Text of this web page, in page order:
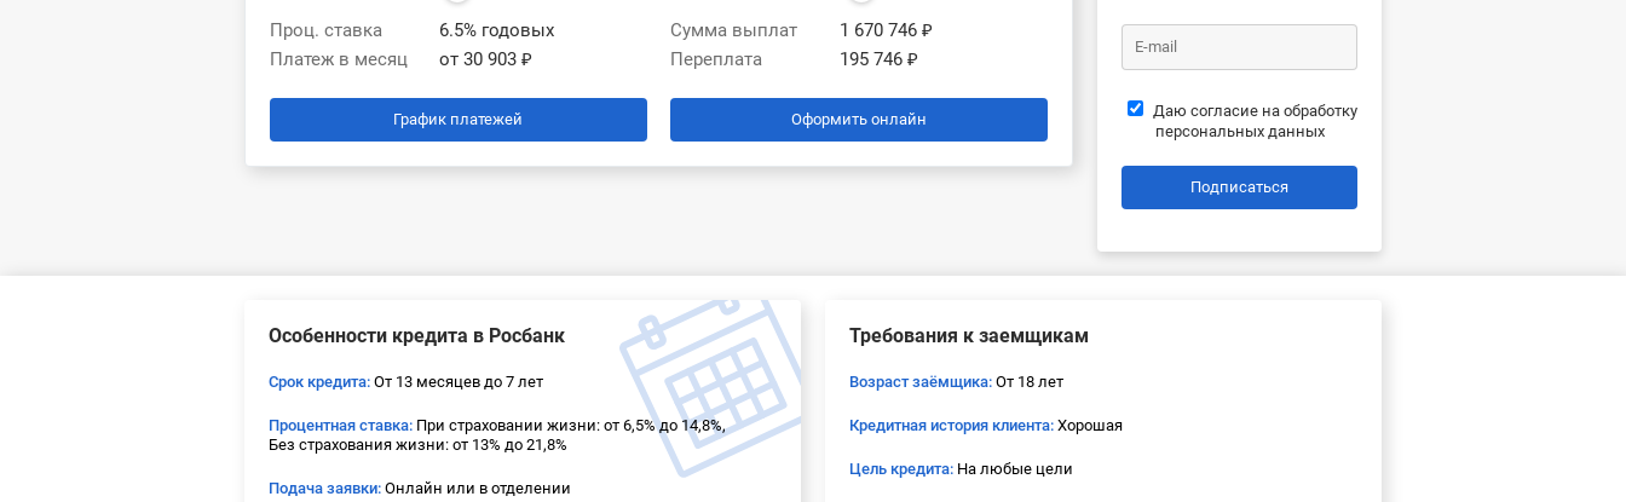
Проц. ставка
6.5% годовых
Платеж в месяц
от 30 903 ₽
Сумма выплат
1 670 746 ₽
Переплата
195 746 ₽
График платежей Оформить онлайн
Даю согласие на обработку
персональных данных
Подписаться
Особенности кредита в Росбанк
Срок кредита: От 13 месяцев до 7 лет
Процентная ставка: При страховании жизни: от 6,5% до 14,8%,
Без страхования жизни: от 13% до 21,8%
Подача заявки: Онлайн или в отделении
Требования к заемщикам
Возраст заёмщика: От 18 лет
Кредитная история клиента: Хорошая
Цель кредита: На любые цели